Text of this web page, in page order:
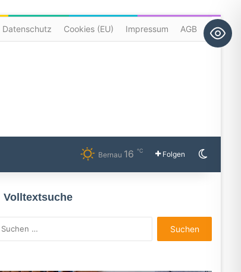
Datenschutz Cookies (EU) Impressum AGB
Bernau 16℃ Folgen
Volltextsuche
nach: